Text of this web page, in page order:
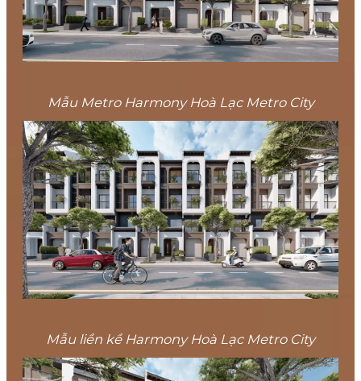
Mẫu Metro Harmony Hoà Lạc Metro City
Mẫu liền kề Harmony Hoà Lạc Metro City